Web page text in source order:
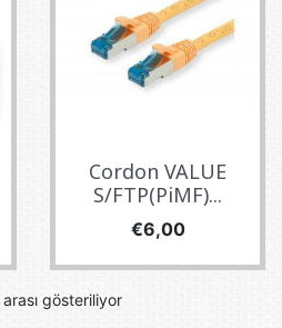
Cordon VALUE
S/FTP(PiMF)...
Fiyat
€6,00
gösteriliyor